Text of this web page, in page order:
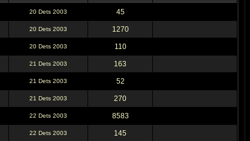
20 Dets 2003 45
20 Dets 2003 1270
20 Dets 2003 110
21 Dets 2003 163
21 Dets 2003 52
21 Dets 2003 270
22 Dets 2003 8583
22 Dets 2003 145